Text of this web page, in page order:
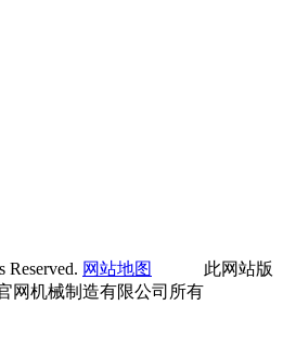
网站地图
此网站版
网机械制造有限公司所有